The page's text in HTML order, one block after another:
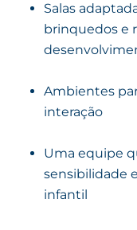
Salas
brinquedos e
Ambientes
interação
Uma equipe
sensibilidade
infantil